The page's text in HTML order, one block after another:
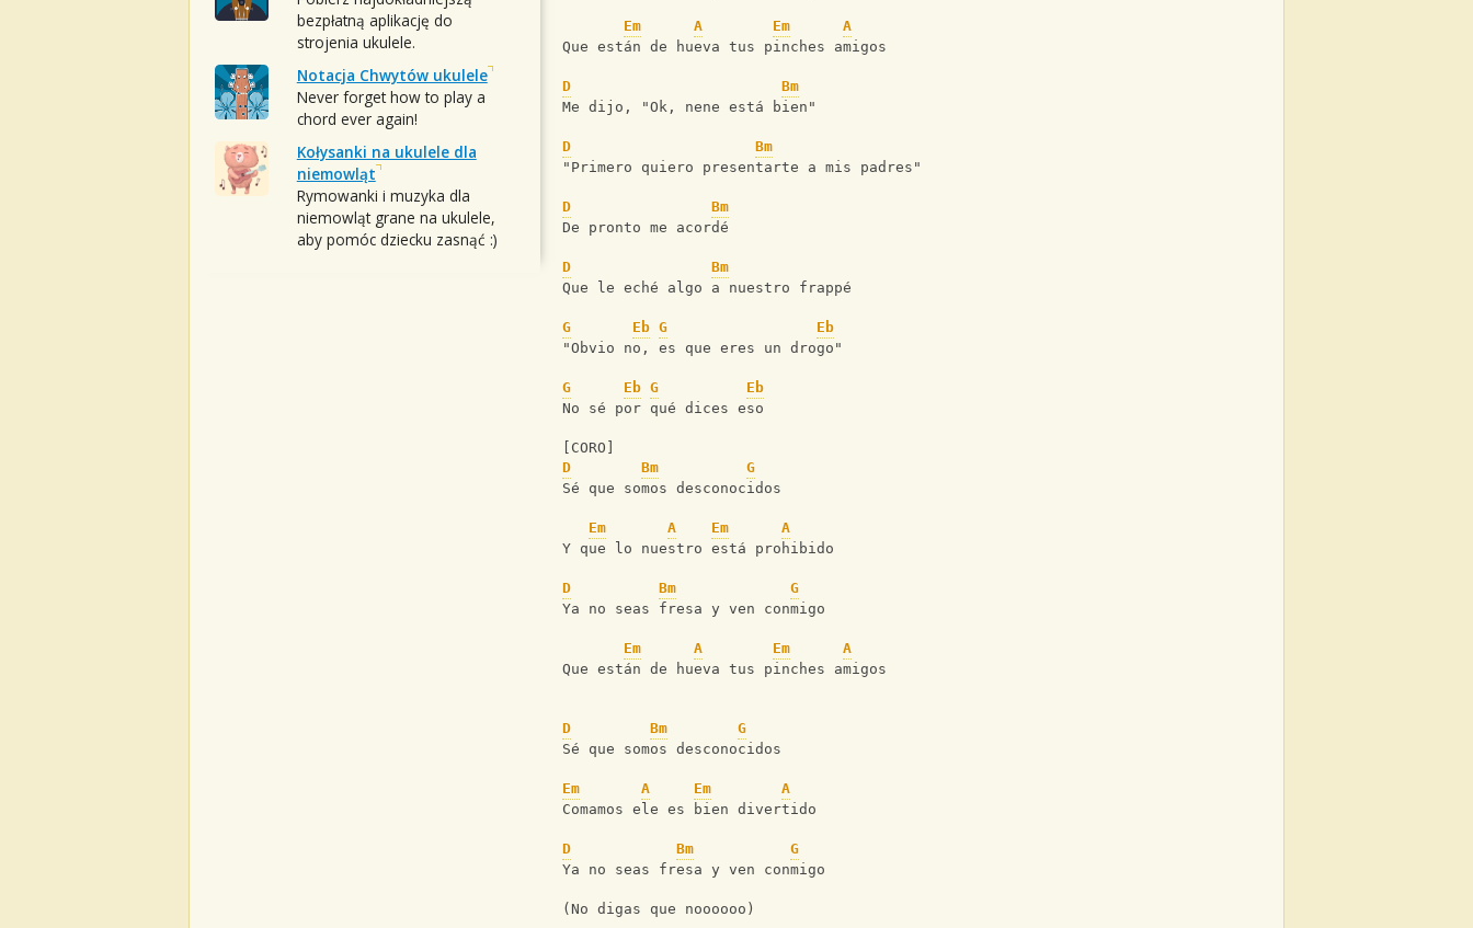
Em A Em
A
Que están de hueva tus pinches amigos
D
Bm
Me dijo, "Ok, nene está bien"
D
Bm
"Primero quiero presentarte a mis padres"
D
Bm
De pronto me acordé
D
Bm
Que le eché algo a nuestro frappé
G Eb G
Eb
"Obvio no, es que eres un drogo"
G Eb G
Eb
No sé por qué dices eso
[CORO]
D
Bm
G
Sé que somos desconocidos
Em A Em
A
Y que lo nuestro está prohibido
D Bm
G
Ya no seas fresa y ven conmigo
Em A Em
A
Que están de hueva tus pinches amigos
D Bm
G
Sé que somos desconocidos
Em A Em
A
Comamos ele es bien divertido
D Bm
G
Ya no seas fresa y ven conmigo
(No digas que noooooo)
bezpłatną aplikację do
strojenia ukulele.
Notacja Chwytów ukulele
Never forget how to play a
chord ever again!
Kołysanki na ukulele dla
niemowląt
Rymowanki i muzyka dla
niemowląt grane na ukulele,
aby pomóc dziecku zasnąć :)